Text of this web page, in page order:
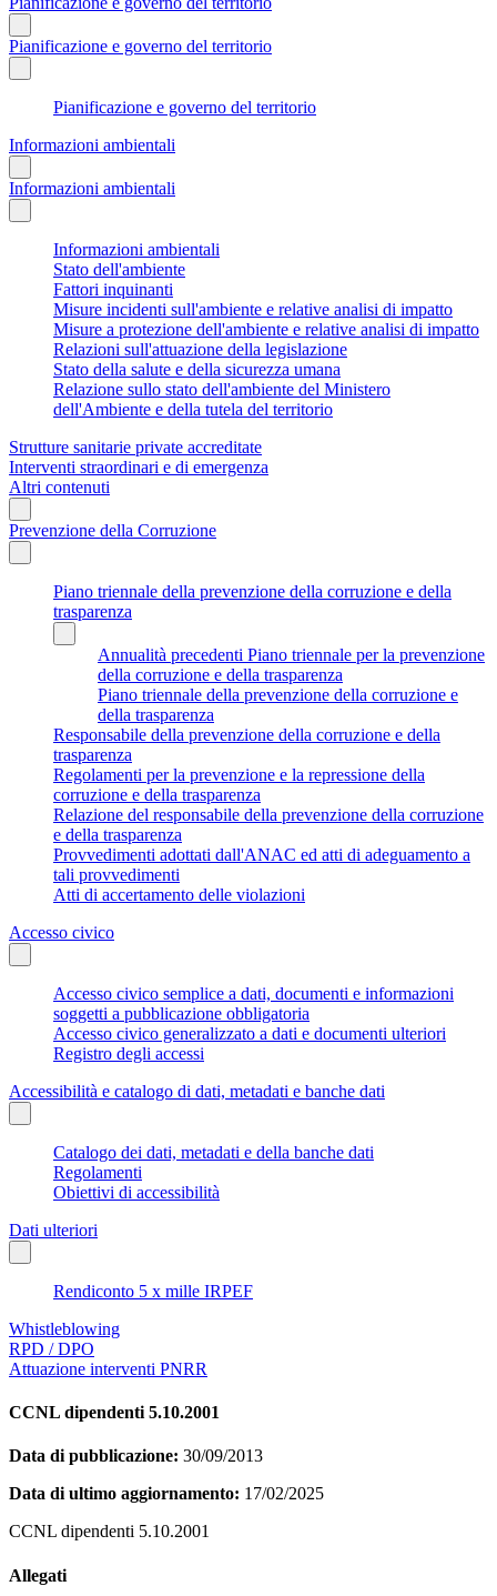
Pianificazione e governo del territorio
Pianificazione e governo del territorio
Informazioni ambientali
Informazioni ambientali
Informazioni ambientali
Stato dell'ambiente
Fattori inquinanti
Misure incidenti sull'ambiente e relative analisi di impatto
Misure a protezione dell'ambiente e relative analisi di impatto
Relazioni sull'attuazione della legislazione
Stato della salute e della sicurezza umana
Relazione sullo stato dell'ambiente del Ministero
dell'Ambiente e della tutela del territorio
Strutture sanitarie private accreditate
Interventi straordinari e di emergenza
Altri contenuti
Prevenzione della Corruzione
Piano triennale della prevenzione della corruzione e della
trasparenza
Annualità precedenti Piano triennale per la prevenzione
della corruzione e della trasparenza
Piano triennale della prevenzione della corruzione e
della trasparenza
Responsabile della prevenzione della corruzione e della
trasparenza
Regolamenti per la prevenzione e la repressione della
corruzione e della trasparenza
Relazione del responsabile della prevenzione della corruzione
e della trasparenza
Provvedimenti adottati dall'ANAC ed atti di adeguamento a
tali provvedimenti
Atti di accertamento delle violazioni
Accesso civico
Accesso civico semplice a dati, documenti e informazioni
soggetti a pubblicazione obbligatoria
Accesso civico generalizzato a dati e documenti ulteriori
Registro degli accessi
Accessibilità e catalogo di dati, metadati e banche dati
Catalogo dei dati, metadati e della banche dati
Regolamenti
Obiettivi di accessibilità
Dati ulteriori
Rendiconto 5 x mille IRPEF
Whistleblowing
RPD / DPO
Attuazione interventi PNRR
CCNL dipendenti 5.10.2001
Data di pubblicazione: 30/09/2013
Data di ultimo aggiornamento: 17/02/2025
CCNL dipendenti 5.10.2001
Allegati